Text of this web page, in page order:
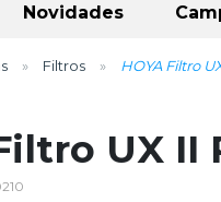
Novidades
Filtros HOYA Filtro
UX